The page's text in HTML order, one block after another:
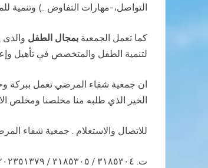
التواصل،-مهارات التفاوض ..) وتنمية
كما تعمل الجمعية بمجال الطفل
لتنمية الطفل والمتخصص في تأهيل
ان جمعية شفاء المرضي تعمل ببركة
الخير الذي طلبه منا مخلصنا ومخلص
للاتصال والاستعلام . جمعية شفاء المرضي ، الكيلو ١٩، شاطيء الزهور،
ت. ٣١٨٥٣٠٤ / ٣١٨٥٣٠٥ / ٠١٢٠٢٣٥١٣٧٩ / ٠١٢٨٦٥٥٤٦٧٦